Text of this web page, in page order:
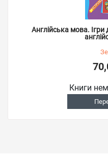
Англійська мова.
Книги